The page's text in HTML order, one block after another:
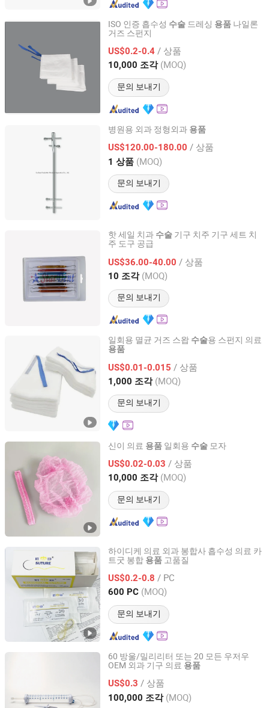
ISO 인증 흡수성 수술 드레싱 용품 나일론
거즈 스펀지
US$0.2-0.4 / 상품
10,000 조각 (MOQ)
문의 보내기
Hubei Qianjiang Kingphar Medical Material Co., Ltd.
Hubei, China 이후 2020
병원용 외과 정형외과 용품
US$120.00-180.00 / 상품
1 상품 (MOQ)
문의 보내기
Suzhou Youbetter Medical Apparatus Co., Ltd.
Jiangsu, China 이후 2022
핫 세일 치과 수술 기구 치주 기구 세트 치
주 도구 공급
US$36.00-40.00 / 상품
10 조각 (MOQ)
문의 보내기
Stardent Equipment Co., Limited
Guangdong, China 이후 2015
일회용 멸균 거즈 스왑 수술용 스펀지 의료
용품
US$0.01-0.015 / 상품
1,000 조각 (MOQ)
문의 보내기
Shanghai Senyou Medical Supply Co., Ltd
Shanghai, China 이후 2026
신이 의료 용품 일회용 수술 모자
US$0.02-0.03 / 상품
10,000 조각 (MOQ)
문의 보내기
Ningbo Siny Medical Technology Co., Ltd.
Zhejiang, China 이후 2014
하이디케 의료 외과 봉합사 흡수성 의료 카
트굿 봉합 용품 고품질
US$0.2-0.8 / PC
600 PC (MOQ)
문의 보내기
Shandong Haidike Medical Products Co., Ltd.
Shandong, China 이후 2021
60 방울/밀리리터 또는 20 모든 우저우
OEM 외과 기구 의료 용품
US$0.3 / 상품
100,000 조각 (MOQ)
Shandong Wuzhou Medical Equipment Co., LTD
Shandong, China 이후 2023